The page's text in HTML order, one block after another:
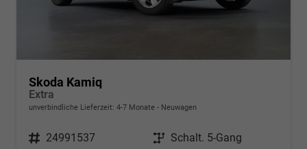
Skoda Kamiq
Extra
unverbindliche Lieferzeit: 4-7 Monate Neuwagen
Fahrzeugnr. 24991537 Getriebe Schalt. 5-Gang